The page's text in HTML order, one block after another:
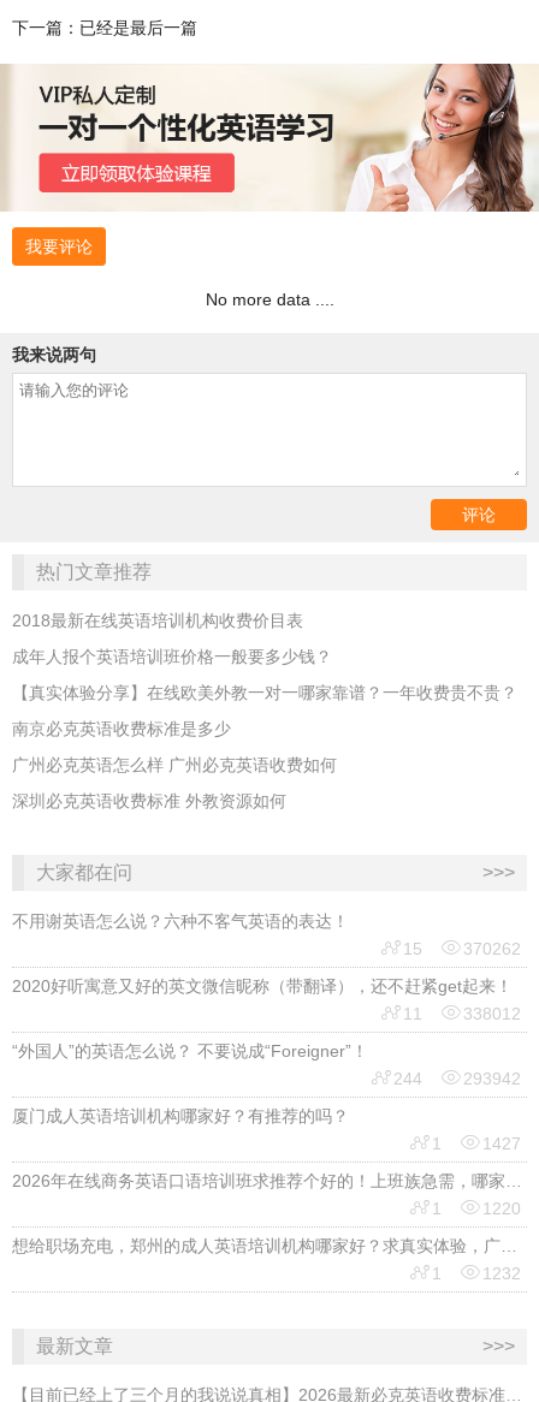
下一篇：已经是最后一篇
我要评论
No more data ....
我来说两句
热门文章推荐
2018最新在线英语培训机构收费价目表
成年人报个英语培训班价格一般要多少钱？
【真实体验分享】在线欧美外教一对一哪家靠谱？一年收费贵不贵？
南京必克英语收费标准是多少
广州必克英语怎么样 广州必克英语收费如何
深圳必克英语收费标准 外教资源如何
大家都在问 >>>
不用谢英语怎么说？六种不客气英语的表达！
15 370262
2020好听寓意又好的英文微信昵称（带翻译），还不赶紧get起来！
11 338012
“外国人”的英语怎么说？ 不要说成“Foreigner”！
244 293942
厦门成人英语培训机构哪家好？有推荐的吗？
1 1427
2026年在线商务英语口语培训班求推荐个好的！上班族急需，哪家好？
1 1220
想给职场充电，郑州的成人英语培训机构哪家好？求真实体验，广告勿扰，感谢！
1 1232
最新文章 >>>
【目前已经上了三个月的我说说真相】2026最新必克英语收费标准多少？靠谱吗？有坑吗？